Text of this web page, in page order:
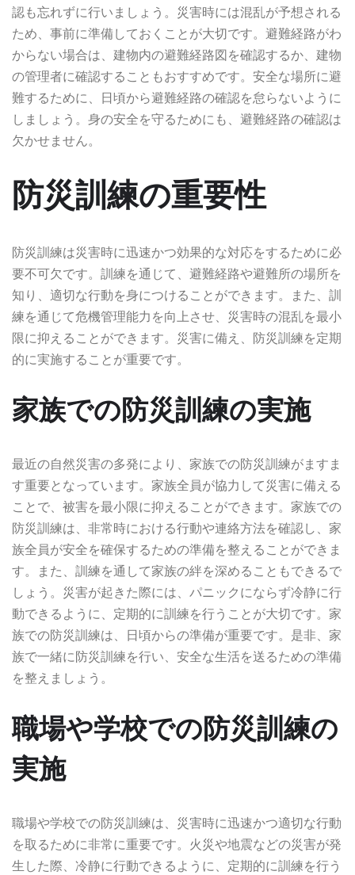
認も忘れずに行いましょう。災害時には混乱が予想される
ため、事前に準備しておくことが大切です。避難経路がわ
からない場合は、建物内の避難経路図を確認するか、建物
の管理者に確認することもおすすめです。安全な場所に避
難するために、日頃から避難経路の確認を怠らないように
しましょう。身の安全を守るためにも、避難経路の確認は
欠かせません。
防災訓練の重要性
防災訓練は災害時に迅速かつ効果的な対応をするために必
要不可欠です。訓練を通じて、避難経路や避難所の場所を
知り、適切な行動を身につけることができます。また、訓
練を通じて危機管理能力を向上させ、災害時の混乱を最小
限に抑えることができます。災害に備え、防災訓練を定期
的に実施することが重要です。
家族での防災訓練の実施
最近の自然災害の多発により、家族での防災訓練がますま
す重要となっています。家族全員が協力して災害に備える
ことで、被害を最小限に抑えることができます。家族での
防災訓練は、非常時における行動や連絡方法を確認し、家
族全員が安全を確保するための準備を整えることができま
す。また、訓練を通して家族の絆を深めることもできるで
しょう。災害が起きた際には、パニックにならず冷静に行
動できるように、定期的に訓練を行うことが大切です。家
族での防災訓練は、日頃からの準備が重要です。是非、家
族で一緒に防災訓練を行い、安全な生活を送るための準備
を整えましょう。
職場や学校での防災訓練の
実施
職場や学校での防災訓練は、災害時に迅速かつ適切な行動
を取るために非常に重要です。火災や地震などの災害が発
生した際、冷静に行動できるように、定期的に訓練を行う